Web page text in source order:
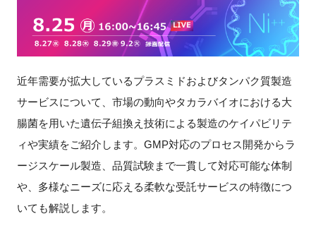
インタビュー・コラム
ニュース・掲示板
LINK-Jを知る
施設・アクセス
近年需要が拡大しているプラスミドおよびタンパク質製造
サービスについて、市場の動向やタカラバイオにおける大
腸菌を用いた遺伝子組換え技術による製造のケイパビリテ
ィや実績をご紹介します。GMP対応のプロセス開発からラ
ージスケール製造、品質試験まで一貫して対応可能な体制
や、多様なニーズに応える柔軟な受託サービスの特徴につ
いても解説します。